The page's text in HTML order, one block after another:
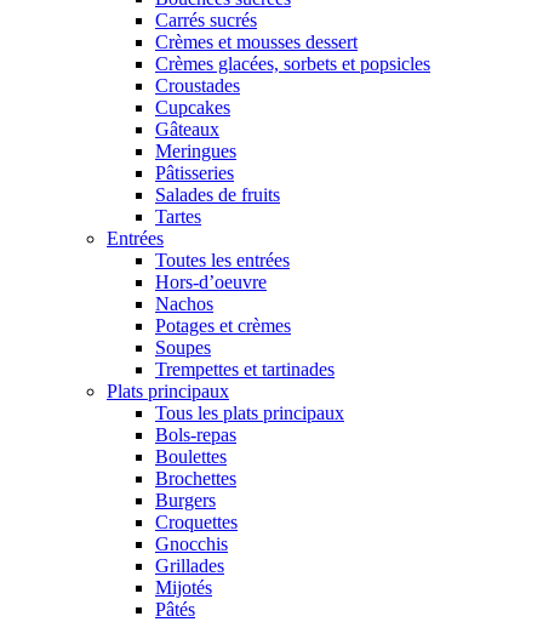
Carrés sucrés
Crèmes et mousses dessert
Crèmes glacées, sorbets et popsicles
Croustades
Cupcakes
Gâteaux
Meringues
Pâtisseries
Salades de fruits
Tartes
Entrées
Toutes les entrées
Hors-d’oeuvre
Nachos
Potages et crèmes
Soupes
Trempettes et tartinades
Plats principaux
Tous les plats principaux
Bols-repas
Boulettes
Brochettes
Burgers
Croquettes
Gnocchis
Grillades
Mijotés
Pâtés